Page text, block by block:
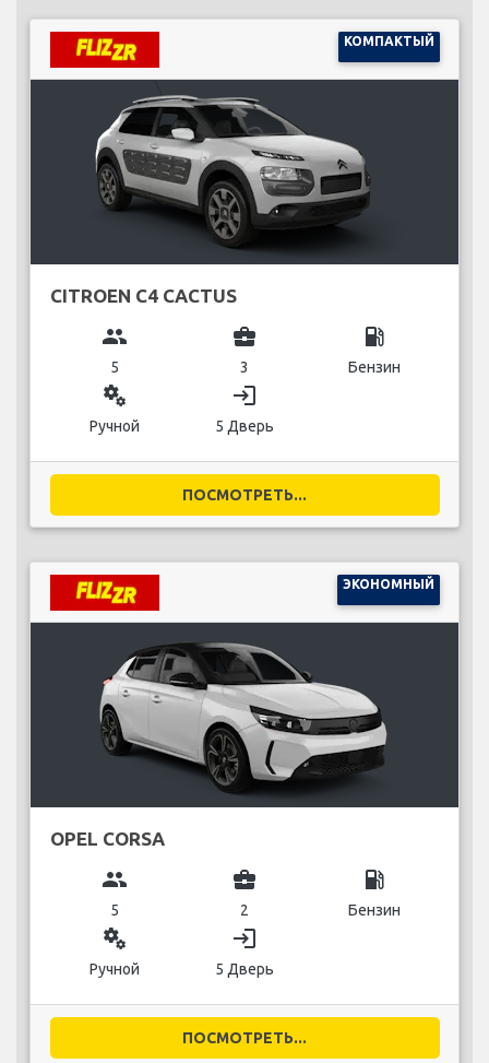
КОМПАКТЫЙ
CITROEN C4 CACTUS
group
5
business_center
3
local_gas_station
Бензин
miscellaneous_services
Ручной
login
5 Дверь
ПОСМОТРЕТЬ...
ЭКОНОМНЫЙ
OPEL CORSA
group
5
business_center
2
local_gas_station
Бензин
miscellaneous_services
Ручной
login
5 Дверь
ПОСМОТРЕТЬ...